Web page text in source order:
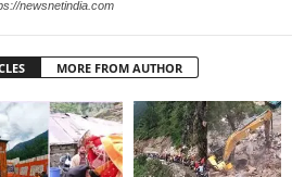
newsnetindia.com
MORE FROM AUTHOR